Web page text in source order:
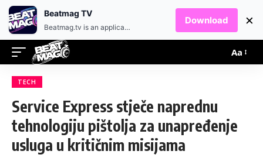
Aa
TECH
Service Express stječe naprednu
tehnologiju pištolja za unapređenje
usluga u kritičnim misijama
Beatmag TV
Beatmag.tv is an application designed for fans of electronic music.
Download ×